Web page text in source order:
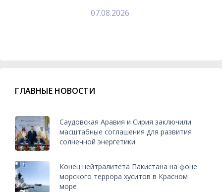
07.08.2026
ГЛАВНЫЕ НОВОСТИ
Саудовская Аравия и Сирия заключили
масштабные соглашения для развития
солнечной энергетики
Конец нейтралитета Пакистана на фоне
морского террора хуситов в Красном
море